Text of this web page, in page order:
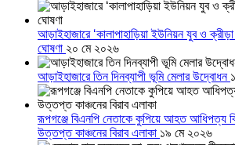
আড়াইহাজারে ‘কালাপাহাড়িয়া ইউনিয়ন যুব ও ক্রীড়া
ঘোষণা ২০ মে ২০২৬
আড়াইহাজারে তিন দিনব্যাপী ভূমি মেলার উদ্বোধন
রূপগঞ্জে বিএনপি নেতাকে কুপিয়ে আহত আধিপত্য
উত্তপ্ত কাঞ্চনের বিরাব এলাকা ১৯ মে ২০২৬